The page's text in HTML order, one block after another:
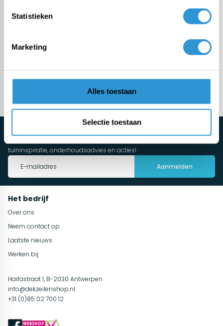
Statistieken
Marketing
Alles toestaan
Selectie toestaan
Versturen
Onze specialisten helpen je graag
Vraag advies
tuininspiratie, onderhoudsadvies en acties!
Aanmelden
Het bedrijf
Over ons
Neem contact op
Laatste nieuws
Werken bij
Haifastraat 1, B-2030 Antwerpen
info@dekzeilenshop.nl
+31 (0)85 02 700 12